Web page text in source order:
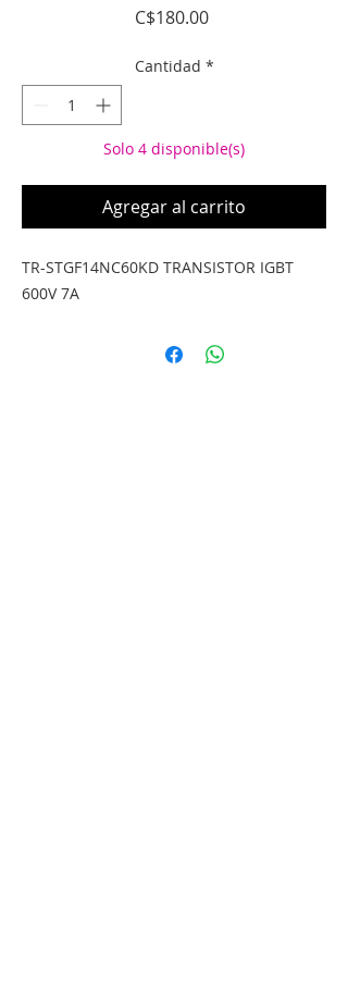
C$180.00Precio
Cantidad *
Solo 4 disponible(s)
Agregar al carrito
TR-STGF14NC60KD TRANSISTOR IGBT
600V 7A